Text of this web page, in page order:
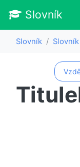
Slovník
Slovník